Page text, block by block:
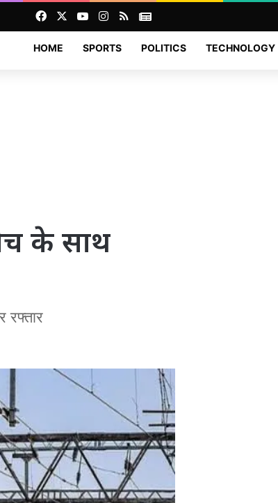
FacebookYouTubeInstagram
RSSNews
HOME SPORTS POLITICS TECHNOLOGY
के साथ
रफ्तार